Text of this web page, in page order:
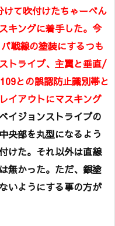
けて吹付けたちゃーべん
キングに着手した。今
戦線の塗装にするつも
トライプ、主翼と垂直/
との誤認防止識別帯と
イアウトにマスキング
イジョンストライプの
央部を丸型になるよう
けた。それ以外は直線
無かった。ただ、銀塗
いようにする事の方が